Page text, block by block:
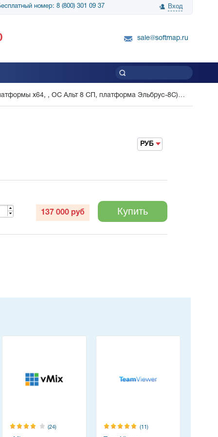
номер: 8 (800) 301 09 37 Вход
SnapGene...
благодарность SoftMap за помощь в
sale@softmap.ru
x64, , ОС Альт 8 СП, платформа Эльбрус-8С)
РУБ
137 000 руб Купить
(24) (11)